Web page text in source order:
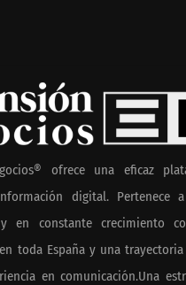
ofrece una eficaz
digital. Pertenece
en constante crecimiento
toda España y una
en comunicación.Una